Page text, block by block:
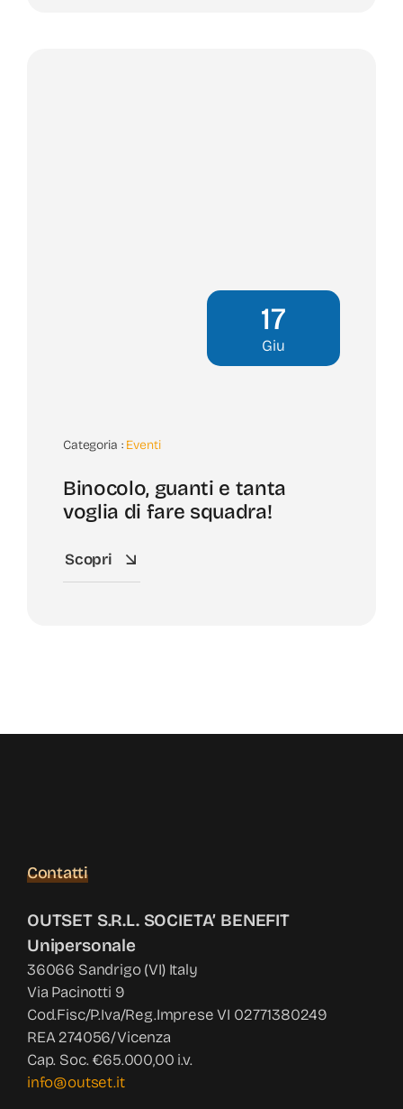
17
Giu
Categoria : Eventi
Binocolo, guanti e tanta
voglia di fare squadra!
Scopri
Contatti
OUTSET S.R.L. SOCIETA’ BENEFIT
Unipersonale
36066 Sandrigo (VI) Italy
Via Pacinotti 9
Cod.Fisc/P.Iva/Reg.Imprese VI 02771380249
REA 274056/Vicenza
Cap. Soc. €65.000,00 i.v.
info@outset.it